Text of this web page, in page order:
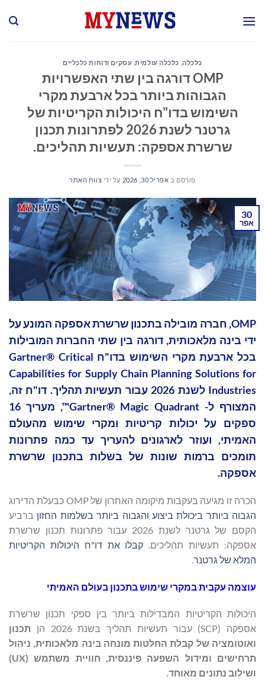
כלכלה, כלכלה עולמית, עסקים ודוחות כלכליים
OMP דורגה בין שתי האפשרויות
הגבוהות ביותר בכל ארבעת מקרי
השימוש בדו"ח היכולות הקריטיות של
גרטנר לשנת 2026 לפתרונות תכנון
שרשרת אספקה: תעשיות תהליכים.
פורסם ב אפריל 30, 2026 על ידי צוות האתר
30
אפר
OMP, חברה מובילה בתכנון שרשרת אספקה ​​המונע על
ידי בינה מלאכותית, דורגה בין שתי החברות המובילות
בכל ארבעת מקרי השימוש בדו"ח Gartner® Critical
Capabilities for Supply Chain Planning Solutions for
Industries לשנת 2026 עבור תעשיות תהליך. דו"ח זה,
המצורף ל- Gartner® Magic Quadrant™, מעריך 16
ספקים על יכולות קריטיות ומקרי שימוש מהעולם
האמיתי, ועוזר לארגונים להעריך עד כמה פתרונות
תומכים ברמות שונות של בשלות בתכנון שרשרת
אספקה.
הכרה זו מגיעה בעקבות מיקומה האחרון של OMP כבעלת הדירוג
הגבוה ביותר ביכולת ביצוע והגבוה ביותר בשלמות החזון ברביע
הקסם של גרטנר לשנת 2026 עבור פתרונות תכנון שרשרת
אספקה: תעשיות תהליכים. קבלו את דו"ח היכולות הקריטיות
המלא של גרטנר
עוצמה עקבית במקרי שימוש בתכנון בעולם האמיתי
היכולות הקריטיות המבדילות ביותר בין ספקי תכנון שרשרת
אספקה ​​(SCP) עבור תעשיות תהליך בשנת 2026 הן
תכנון
ואוטומציה של קבלת החלטות מונחה בינה מלאכותית, ניהול
תרחישים ומידול השפעה פיננסית, חוויית משתמש (UX
)
ושילוב נתונים מאוחד.